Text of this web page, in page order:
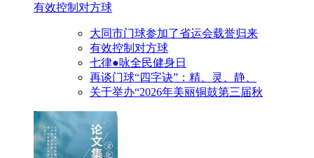
有效控制对方球
大同市门球参加了省运会载誉归来
有效控制对方球
七律●咏全民健身日
再谈门球“四字诀”：精、灵、静、
关于举办“2026年美丽铜鼓第三届秋